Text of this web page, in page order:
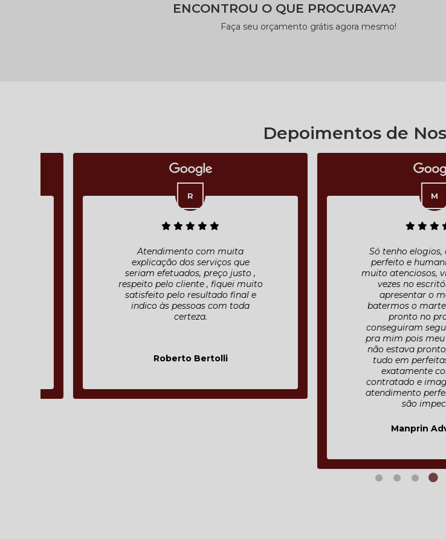
ENCONTROU O QUE PROCURAVA?
Faça seu orçamento grátis agora mesmo!
Depoimentos de
Atendimento com muita
explicação dos serviços que
seriam efetuados, preço justo ,
respeito pelo cliente , fiquei muito
satisfeito pelo resultado final e
indico às pessoas com toda
certeza.
Roberto Bertolli
Só tenho elogios,
perfeito e humanizado,
muito atenciosos, vieram
vezes no escritório
apresentar o material
batermos o martelo.
pronto no prazo,
conseguiram segurar a
pra mim pois meu
não estava pronto,
tudo em perfeitas
exatamente como
contratado e imaginado.
atendimento perfeito, os
são impecáveis
Manprin Advocacia